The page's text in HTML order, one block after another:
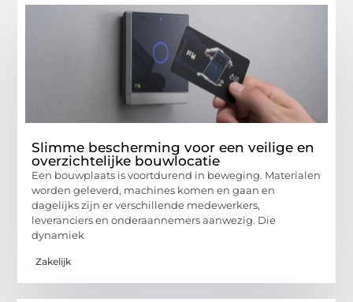
Slimme bescherming voor een veilige en
overzichtelijke bouwlocatie
Een bouwplaats is voortdurend in beweging. Materialen
worden geleverd, machines komen en gaan en
dagelijks zijn er verschillende medewerkers,
leveranciers en onderaannemers aanwezig. Die
dynamiek
Zakelijk